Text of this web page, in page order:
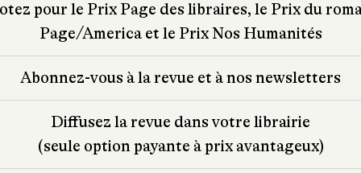
pour le Prix Page des libraires, le Prix du
Page/America et le Prix Nos Humanités
Abonnez-vous à la revue et à nos newsletters
Diffusez la revue dans votre librairie
(seule option payante à prix avantageux)